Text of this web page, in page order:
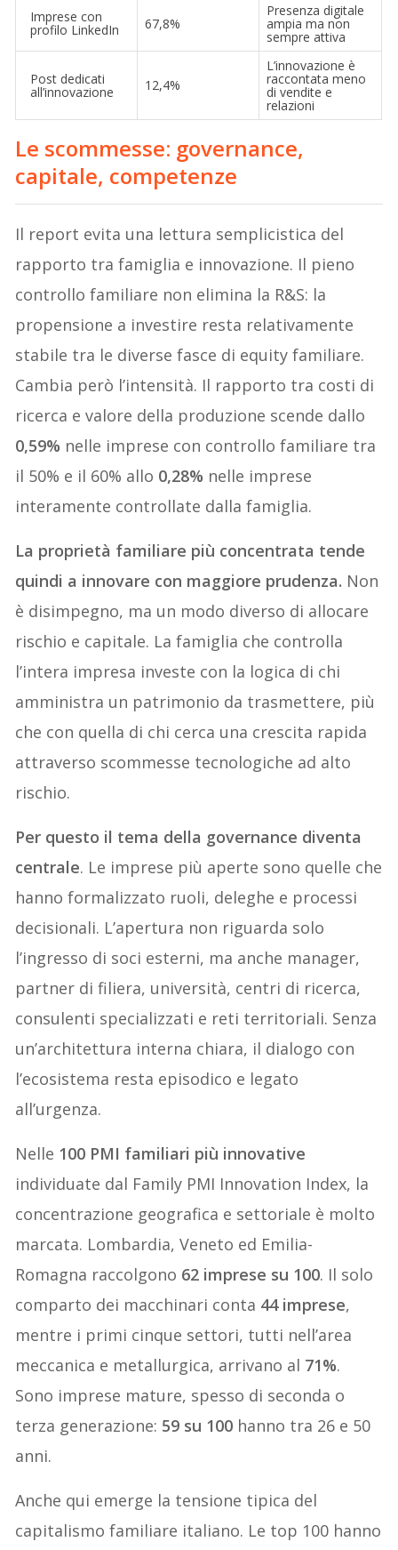
Imprese con
profilo LinkedIn 67,8%
Presenza digitale
ampia ma non
sempre attiva
Post dedicati
all’innovazione 12,4%
L’innovazione è
raccontata meno
di vendite e
relazioni
Le scommesse: governance,
capitale, competenze
Il report evita una lettura semplicistica del
rapporto tra famiglia e innovazione. Il pieno
controllo familiare non elimina la R&S: la
propensione a investire resta relativamente
stabile tra le diverse fasce di equity familiare.
Cambia però l’intensità. Il rapporto tra costi di
ricerca e valore della produzione scende dallo
0,59% nelle imprese con controllo familiare tra
il 50% e il 60% allo 0,28% nelle imprese
interamente controllate dalla famiglia.
La proprietà familiare più concentrata tende
quindi a innovare con maggiore prudenza. Non
è disimpegno, ma un modo diverso di allocare
rischio e capitale. La famiglia che controlla
l’intera impresa investe con la logica di chi
amministra un patrimonio da trasmettere, più
che con quella di chi cerca una crescita rapida
attraverso scommesse tecnologiche ad alto
rischio.
Per questo il tema della governance diventa
centrale. Le imprese più aperte sono quelle che
hanno formalizzato ruoli, deleghe e processi
decisionali. L’apertura non riguarda solo
l’ingresso di soci esterni, ma anche manager,
partner di filiera, università, centri di ricerca,
consulenti specializzati e reti territoriali. Senza
un’architettura interna chiara, il dialogo con
l’ecosistema resta episodico e legato
all’urgenza.
Nelle 100 PMI familiari più innovative
individuate dal Family PMI Innovation Index, la
concentrazione geografica e settoriale è molto
marcata. Lombardia, Veneto ed Emilia-
Romagna raccolgono 62 imprese su 100. Il solo
comparto dei macchinari conta 44 imprese,
mentre i primi cinque settori, tutti nell’area
meccanica e metallurgica, arrivano al 71%.
Sono imprese mature, spesso di seconda o
terza generazione: 59 su 100 hanno tra 26 e 50
anni.
Anche qui emerge la tensione tipica del
capitalismo familiare italiano. Le top 100 hanno